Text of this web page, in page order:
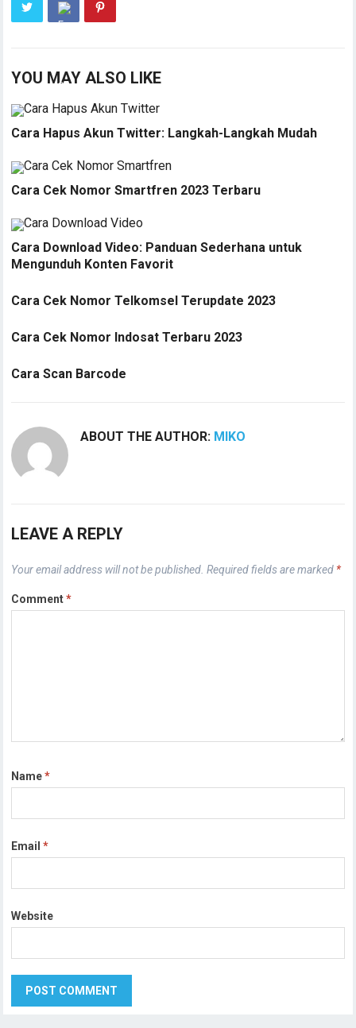
YOU MAY ALSO LIKE
Cara Hapus Akun Twitter: Langkah-Langkah Mudah
Cara Cek Nomor Smartfren 2023 Terbaru
Cara Download Video: Panduan Sederhana untuk
Mengunduh Konten Favorit
Cara Cek Nomor Telkomsel Terupdate 2023
Cara Cek Nomor Indosat Terbaru 2023
Cara Scan Barcode
ABOUT THE AUTHOR: MIKO
LEAVE A REPLY
Your email address will not be published. Required fields are marked *
Comment*
Name*
Email*
Website